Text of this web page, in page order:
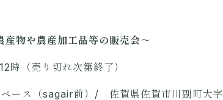
産物や農産加工品等の販売会～
（売り切れ次第終了）
ース（sagair前）/ 佐賀県佐賀市川副町大